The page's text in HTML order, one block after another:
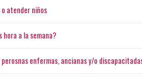
o atender niños
hora a la semana?
perosnas enfermas, ancianas y/o